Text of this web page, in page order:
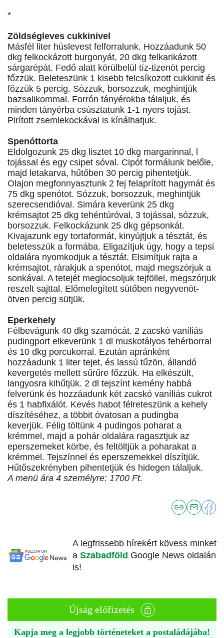
*
Zöldségleves cukkinivel
Másfél liter húslevest felforralunk. Hozzáadunk 50
dkg felkockázott burgonyát, 20 dkg felkarikázott
sárgarépát. Fedő alatt körülbelül tíz-tizenöt percig
főzzük. Beleteszünk 1 kisebb felcsíkozott cukkinit és
főzzük 5 percig. Sózzuk, borsozzuk, meghintjük
bazsalikommal. Forrón tányérokba tálaljuk, és
minden tányérba csúsztatunk 1-1 nyers tojást.
Pirított zsemlekockával is kínálhatjuk.
Spenóttorta
Eldolgozunk 25 dkg lisztet 10 dkg margarinnal, l
tojással és egy csipet sóval. Cipót formálunk belőle,
majd letakarva, hűtőben 30 percig pihentetjük.
Olajon megfonnyasztunk 2 fej felaprított hagymát és
75 dkg spenótot. Sózzuk, borsozzuk, meghintjük
szerecsendióval. Simára keverünk 25 dkg
krémsajtot 25 dkg tehéntúróval, 3 tojással, sózzuk,
borsozzuk. Felkockázunk 25 dkg gépsonkát.
Kivajazunk egy tortaformát, kinyújtjuk a tésztát, és
beletesszük a formába. Eligazítjuk úgy, hogy a tepsi
oldalára nyomkodjuk a tésztát. Elsimítjuk rajta a
krémsajtot, rárakjuk a spenótot, majd megszórjuk a
sonkával. A tetejét meglocsoljuk tejföllel, megszórjuk
reszelt sajttal. Előmelegített sütőben negyvenöt-
ötven percig sütjük.
Eperkehely
Félbevágunk 40 dkg szamócát. 2 zacskó vaníliás
pudingport elkeverünk 1 dl muskotályos fehérborral
és 10 dkg porcukorral. Ezután apránként
hozzáadunk 1 liter tejet, és lassú tűzön, állandó
kevergetés mellett sűrűre főzzük. Ha elkészült,
langyosra kihűtjük. 2 dl tejszínt kemény habbá
felverünk és hozzáadunk két zacskó vaníliás cukrot
és 1 habfixálót. Kevés habot félreteszünk a kehely
díszítéséhez, a többit óvatosan a pudingba
keverjük. Félig töltünk 4 pudingos poharat a
krémmel, majd a pohár oldalára ragasztjuk az
eperszemeket körbe, és feltöltjük a poharakat a
krémmel. Tejszínnel és eperszemekkel díszítjük.
Hűtőszekrényben pihentetjük és hidegen tálaljuk.
A menü ára 4 személyre: 1700 Ft.
A legfrissebb hírekért kövess minket
a Szabadföld Google News oldalán
is!
Újság előfizetés
Kapja meg a legjobb történeteket a postaládájába!